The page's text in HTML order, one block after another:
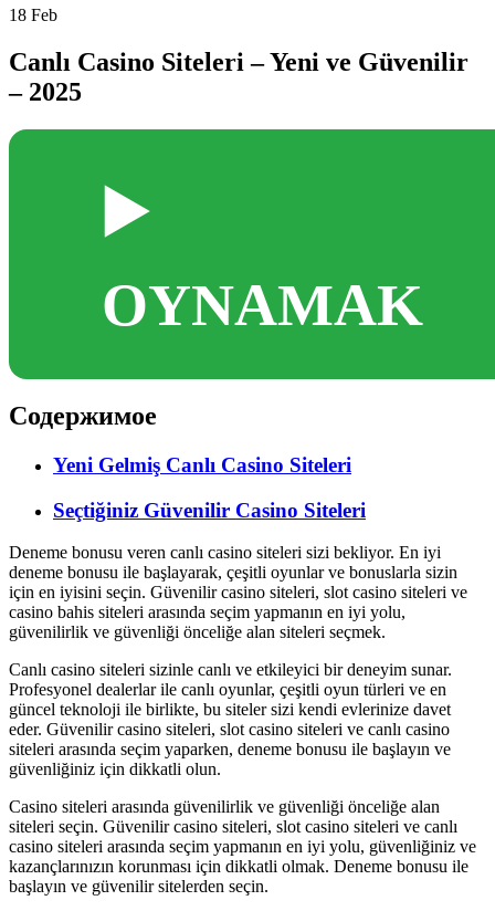
18 Feb
Canlı Casino Siteleri – Yeni ve Güvenilir
– 2025
▶️
OYNAMAK
Содержимое
Yeni Gelmiş Canlı Casino Siteleri
Seçtiğiniz Güvenilir Casino Siteleri
Deneme bonusu veren canlı casino siteleri sizi bekliyor. En iyi
deneme bonusu ile başlayarak, çeşitli oyunlar ve bonuslarla sizin
için en iyisini seçin. Güvenilir casino siteleri, slot casino siteleri ve
casino bahis siteleri arasında seçim yapmanın en iyi yolu,
güvenilirlik ve güvenliği önceliğe alan siteleri seçmek.
Canlı casino siteleri sizinle canlı ve etkileyici bir deneyim sunar.
Profesyonel dealerlar ile canlı oyunlar, çeşitli oyun türleri ve en
güncel teknoloji ile birlikte, bu siteler sizi kendi evlerinize davet
eder. Güvenilir casino siteleri, slot casino siteleri ve canlı casino
siteleri arasında seçim yaparken, deneme bonusu ile başlayın ve
güvenliğiniz için dikkatli olun.
Casino siteleri arasında güvenilirlik ve güvenliği önceliğe alan
siteleri seçin. Güvenilir casino siteleri, slot casino siteleri ve canlı
casino siteleri arasında seçim yapmanın en iyi yolu, güvenliğiniz ve
kazançlarınızın korunması için dikkatli olmak. Deneme bonusu ile
başlayın ve güvenilir sitelerden seçin.